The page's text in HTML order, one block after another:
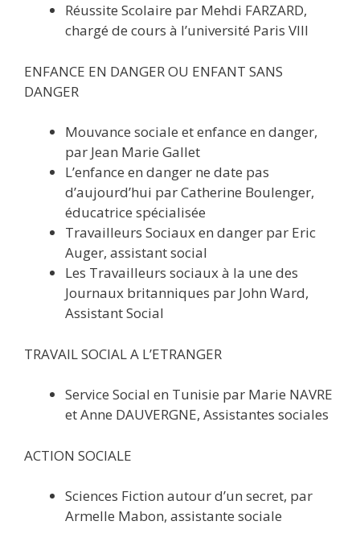
Réussite Scolaire par Mehdi FARZARD,
chargé de cours à l’université Paris VIII
ENFANCE EN DANGER OU ENFANT SANS
DANGER
Mouvance sociale et enfance en danger,
par Jean Marie Gallet
L’enfance en danger ne date pas
d’aujourd’hui par Catherine Boulenger,
éducatrice spécialisée
Travailleurs Sociaux en danger par Eric
Auger, assistant social
Les Travailleurs sociaux à la une des
Journaux britanniques par John Ward,
Assistant Social
TRAVAIL SOCIAL A L’ETRANGER
Service Social en Tunisie par Marie NAVRE
et Anne DAUVERGNE, Assistantes sociales
ACTION SOCIALE
Sciences Fiction autour d’un secret, par
Armelle Mabon, assistante sociale